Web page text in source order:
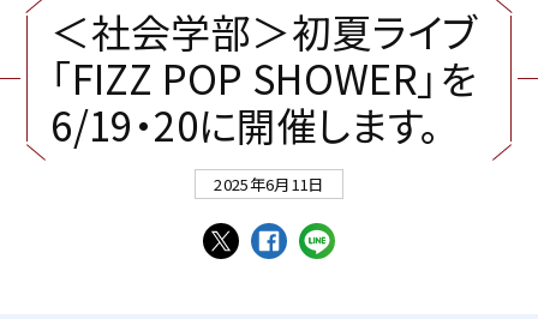
＜社会学部＞初夏ライブ
「FIZZ POP SHOWER」 を
6/19・20に開催します。
2025年6月11日